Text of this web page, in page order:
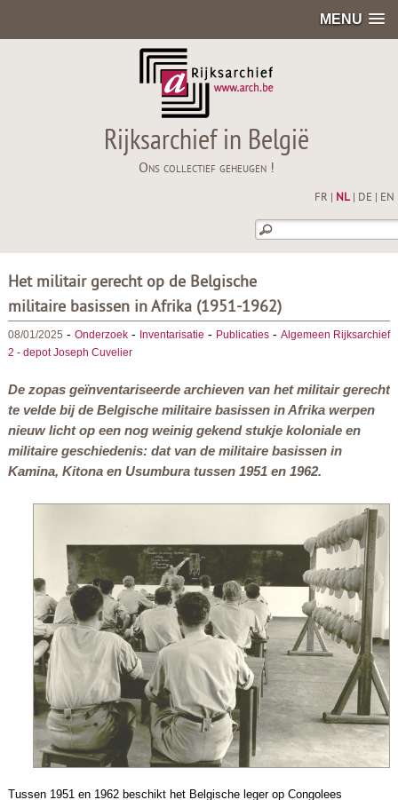
MENU
Rijksarchief in België
Ons collectief geheugen !
FR NL| DE EN
Het militair gerecht op de Belgische
militaire basissen in Afrika (1951-1962)
08/01/2025 - Onderzoek- Inventarisatie - Publicaties- Algemeen Rijksarchief
2 - depot Joseph Cuvelier
De zopas geïnventariseerde archieven van het militair gerecht
te velde bij de Belgische militaire basissen in Afrika werpen
nieuw licht op een nog weinig gekend stukje koloniale en
militaire geschiedenis: dat van de militaire basissen in
Kamina, Kitona en Usumbura tussen 1951 en 1962.
Tussen 1951 en 1962 beschikt het Belgische leger op Congolees